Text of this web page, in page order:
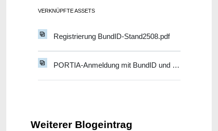
VERKNÜPFTE ASSETS
Registrierung BundID-Stand2508.pdf
PORTIA-Anmeldung mit BundID und Übernahme PORTIA-Nutzerkonto_Stand2503.pdf
Weiterer Blogeintrag